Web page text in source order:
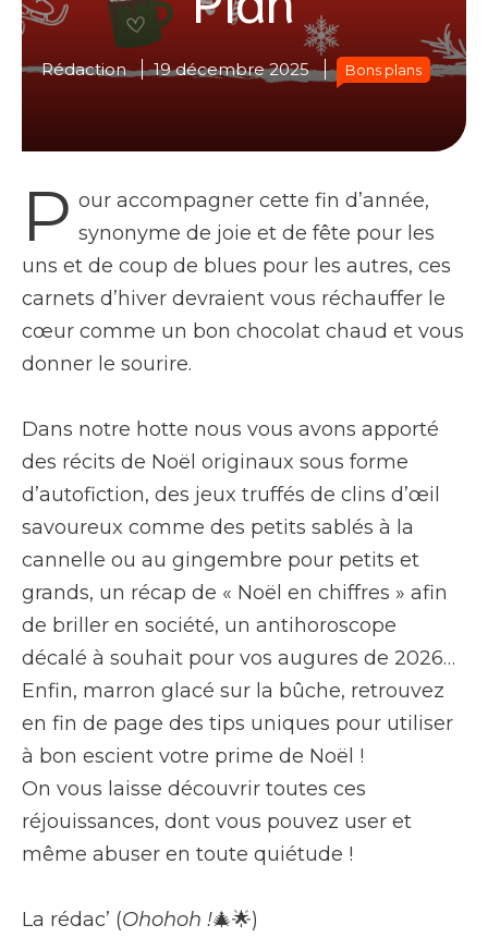
Rédaction 19 décembre 2025 Bons plans
P our accompagner cette fin d’année,
synonyme de joie et de fête pour les
uns et de coup de blues pour les autres, ces
carnets d’hiver devraient vous réchauffer le
cœur comme un bon chocolat chaud et vous
donner le sourire.
Dans notre hotte nous vous avons apporté
des récits de Noël originaux sous forme
d’autofiction, des jeux truffés de clins d’œil
savoureux comme des petits sablés à la
cannelle ou au gingembre pour petits et
grands, un récap de « Noël en chiffres » afin
de briller en société, un antihoroscope
décalé à souhait pour vos augures de 2026…
Enfin, marron glacé sur la bûche, retrouvez
en fin de page des tips uniques pour utiliser
à bon escient votre prime de Noël !
On vous laisse découvrir toutes ces
réjouissances, dont vous pouvez user et
même abuser en toute quiétude !
La rédac’ (Ohohoh !🎄🌟)